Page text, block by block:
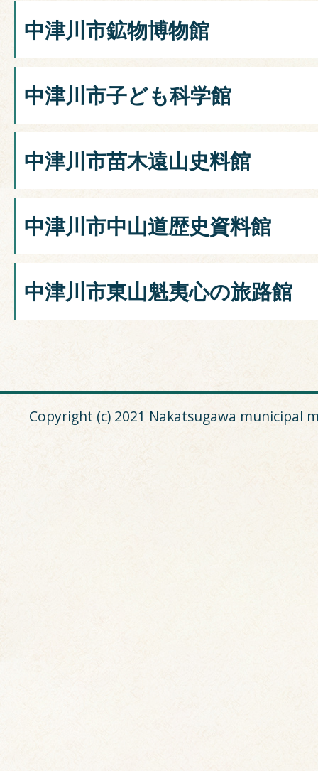
中津川市鉱物博物館
中津川市子ども科学館
中津川市苗木遠山史料館
中津川市中山道歴史資料館
中津川市東山魁夷心の旅路館
Copyright (c) 2021 Nakatsugawa municipal